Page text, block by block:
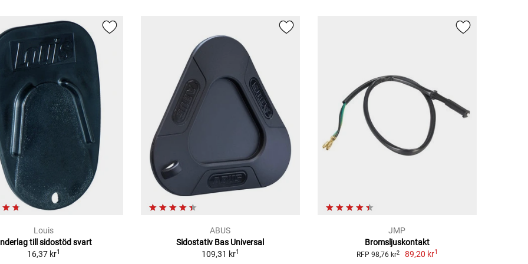
Louis
till sidostöd svart
16,37 kr1
ABUS
Sidostativ Bas Universal
109,31 kr1
JMP
Bromsljuskontakt
RFP 98,76 kr2 89,20 kr1